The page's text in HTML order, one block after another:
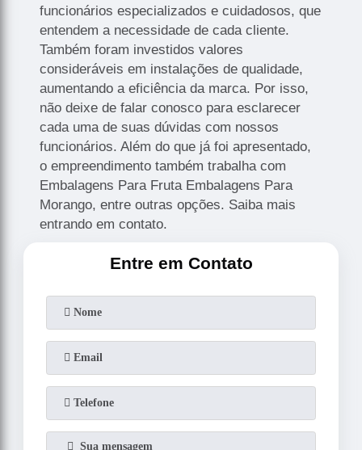
funcionários especializados e cuidadosos, que
entendem a necessidade de cada cliente.
Também foram investidos valores
consideráveis em instalações de qualidade,
aumentando a eficiência da marca. Por isso,
não deixe de falar conosco para esclarecer
cada uma de suas dúvidas com nossos
funcionários. Além do que já foi apresentado,
o empreendimento também trabalha com
Embalagens Para Fruta Embalagens Para
Morango, entre outras opções. Saiba mais
entrando em contato.
Entre em Contato